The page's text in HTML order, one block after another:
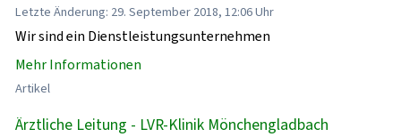
Letzte Änderung: 29. September 2018, 12:06 Uhr
Wir sind ein Dienstleistungsunternehmen
Mehr Informationen
Artikel
Ärztliche Leitung - LVR-Klinik Mönchengladbach